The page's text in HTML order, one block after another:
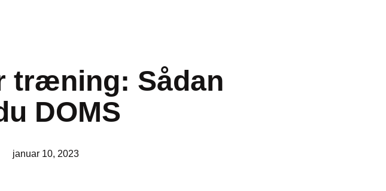
træning: Sådan
DOMS
januar 10, 2023